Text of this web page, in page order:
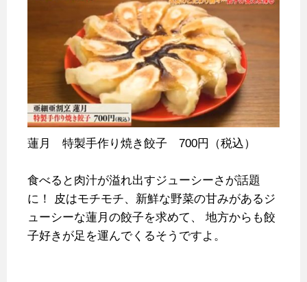
蓮月 特製手作り焼き餃子 700円（税込）
食べると肉汁が溢れ出すジューシーさが話題
に！
皮はモチモチ、新鮮な野菜の甘みがあるジ
ューシーな蓮月の餃子を求めて、
地方からも餃
子好きが足を運んでくるそうですよ。